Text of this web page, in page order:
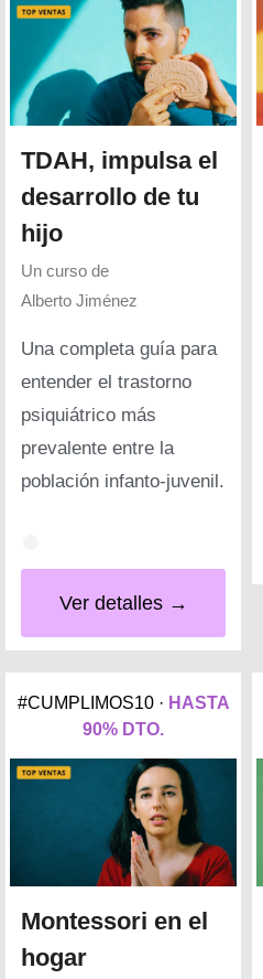
TDAH, impulsa el
desarrollo de tu
hijo
Un curso de
Alberto Jiménez
Una completa guía para
entender el trastorno
psiquiátrico más
prevalente entre la
población infanto-juvenil.
Ver detalles →
#CUMPLIMOS10 · HASTA
90% DTO.
Montessori en el
hogar